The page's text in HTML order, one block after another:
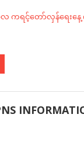
လ ကရင့်တော်လှန်ရေးနေ့